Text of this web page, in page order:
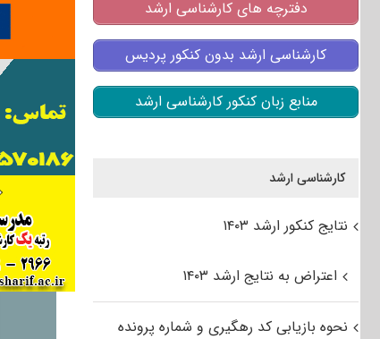
دفترچه های کارشناسی ارشد
کارشناسی ارشد بدون کنکور پردیس
منابع زبان کنکور کارشناسی ارشد
کارشناسی ارشد
نتایج کنکور ارشد ۱۴۰۳
اعتراض به نتایج ارشد ۱۴۰۳
نحوه بازیابی کد رهگیری و شماره پرونده